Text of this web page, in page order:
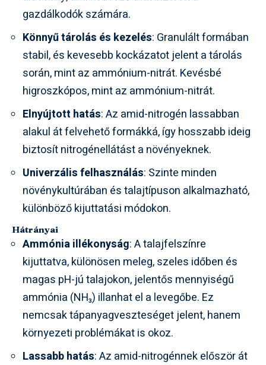
gazdálkodók számára.
Könnyű tárolás és kezelés: Granulált formában
stabil, és kevesebb kockázatot jelent a tárolás
során, mint az ammónium-nitrát. Kevésbé
higroszkópos, mint az ammónium-nitrát.
Elnyújtott hatás: Az amid-nitrogén lassabban
alakul át felvehető formákká, így hosszabb ideig
biztosít nitrogénellátást a növényeknek.
Univerzális felhasználás: Szinte minden
növénykultúrában és talajtípuson alkalmazható,
különböző kijuttatási módokon.
Hátrányai
Ammónia illékonyság: A talajfelszínre
kijuttatva, különösen meleg, szeles időben és
magas pH-jú talajokon, jelentős mennyiségű
ammónia (NH₃) illanhat el a levegőbe. Ez
nemcsak tápanyagveszteséget jelent, hanem
környezeti problémákat is okoz.
Lassabb hatás: Az amid-nitrogénnek először át